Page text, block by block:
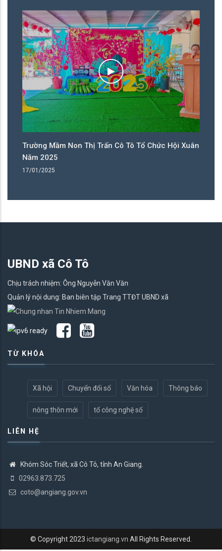
Trường Mầm Non Thị Trấn Cô Tô Tổ Chức Hội Xuân
Năm 2025
17/01/2025
UBND xã Cô Tô
Chịu trách nhiệm: Ông Nguyễn Văn Văn
Quản lý nội dung: Ban biên tập Trang TTĐT UBND xã
TỪ KHÓA
Xã hội Chuyển đổi số Văn hóa Thông báo
nông thôn mới tổ công nghệ số
LIÊN HỆ
Khóm Sóc Triết, xã Cô Tô, tỉnh An Giang.
02963.873.725
coto@angiang.gov.vn
© Copyright 2023 ictangiang.vn All Rights Reserved.